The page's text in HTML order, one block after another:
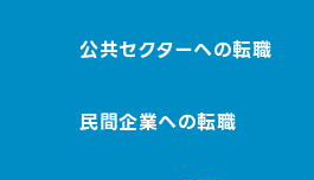
公共セクターへの転職
民間企業への転職